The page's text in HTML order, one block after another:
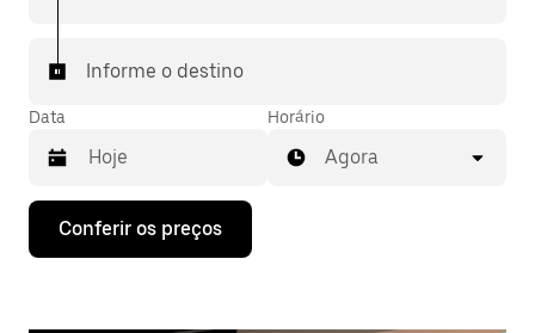
Informe o destino
Data
Pressione
seta
Horário
Agora
Conferir os preços